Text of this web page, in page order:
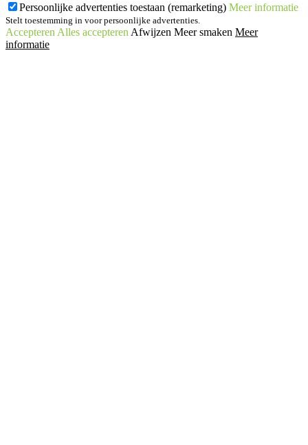
Persoonlijke advertenties toestaan (remarketing) Meer informatie
Stelt toestemming in voor persoonlijke advertenties.
Accepteren Alles accepteren Afwijzen Meer smaken Meer
informatie